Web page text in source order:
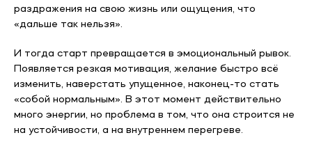
раздражения на свою жизнь или ощущения, что
«дальше так нельзя».
И тогда старт превращается в эмоциональный рывок.
Появляется резкая мотивация, желание быстро всё
изменить, наверстать упущенное, наконец-то стать
«собой нормальным». В этот момент действительно
много энергии, но проблема в том, что она строится не
на устойчивости, а на внутреннем перегреве.